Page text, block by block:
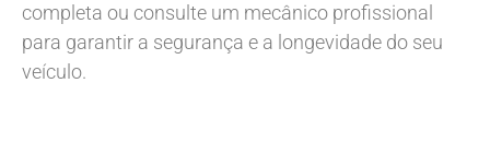
completa ou consulte um mecânico profissional
para garantir a segurança e a longevidade do seu
veículo.